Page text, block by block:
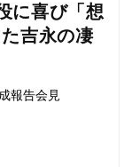
に喜び「想
吉永の凄
報告会見